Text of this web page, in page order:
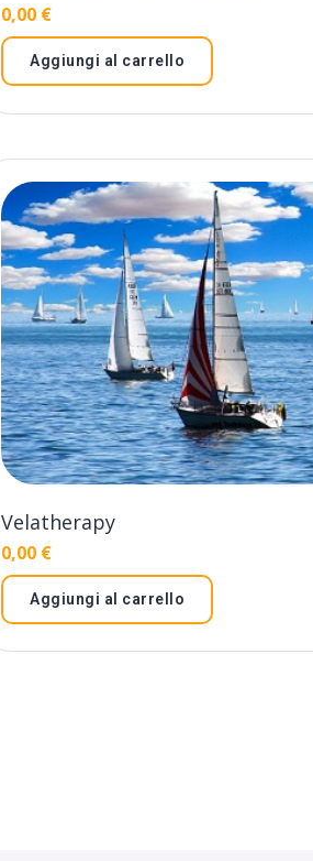
0,00 €
Aggiungi al carrello
Velatherapy
0,00 €
Aggiungi al carrello